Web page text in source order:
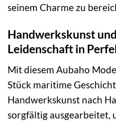
seinem Charme zu
Handwerkskunst
Leidenschaft in
Mit diesem Aubaho
Stück maritime
Handwerkskunst nach
sorgfältig ausgearbeitet,